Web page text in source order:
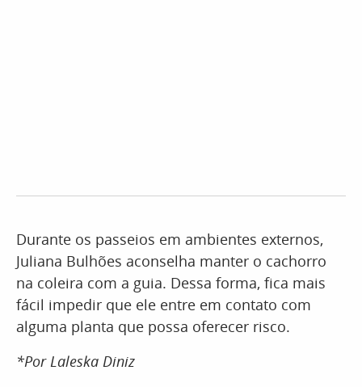
Durante os passeios em ambientes externos,
Juliana Bulhões aconselha manter o cachorro
na coleira com a guia. Dessa forma, fica mais
fácil impedir que ele entre em contato com
alguma planta que possa oferecer risco.
*Por Laleska Diniz